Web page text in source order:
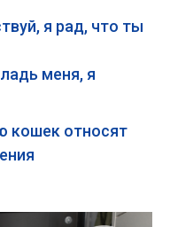
я рад, что ты
меня, я
кошек относят